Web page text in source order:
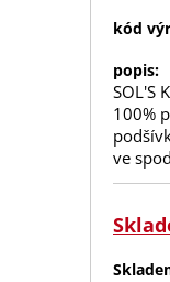
kód
popis:
SOL'S
100%
ve